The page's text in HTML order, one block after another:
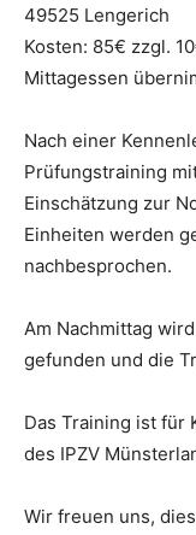
49525 Lengerich
Kosten: 85€ zzgl.
Mittagessen
Nach einer
Prüfungstraining
Einschätzung zur
Einheiten werden
nachbesprochen.
Am Nachmittag
gefunden und die
Das Training ist für
des IPZV
Wir freuen uns,